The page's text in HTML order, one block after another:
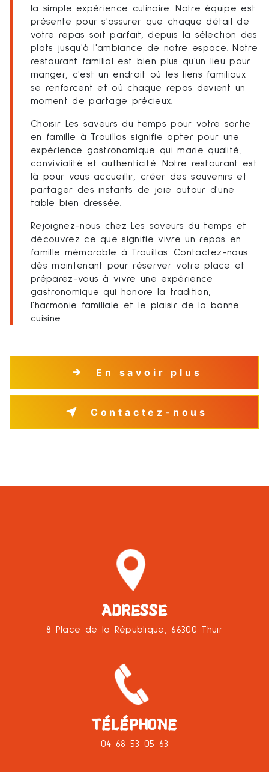
la simple expérience culinaire. Notre équipe est
présente pour s'assurer que chaque détail de
votre repas soit parfait, depuis la sélection des
plats jusqu'à l'ambiance de notre espace. Notre
restaurant familial est bien plus qu'un lieu pour
manger, c'est un endroit où les liens familiaux
se renforcent et où chaque repas devient un
moment de partage précieux.
Choisir Les saveurs du temps pour votre sortie
en famille à Trouillas signifie opter pour une
expérience gastronomique qui marie qualité,
convivialité et authenticité. Notre restaurant est
là pour vous accueillir, créer des souvenirs et
partager des instants de joie autour d'une
table bien dressée.
Rejoignez-nous chez Les saveurs du temps et
découvrez ce que signifie vivre un repas en
famille mémorable à Trouillas. Contactez-nous
dès maintenant pour réserver votre place et
préparez-vous à vivre une expérience
gastronomique qui honore la tradition,
l'harmonie familiale et le plaisir de la bonne
cuisine.
En savoir plus
Contactez-nous
ADRESSE
8 Place de la République, 66300 Thuir
TÉLÉPHONE
04 68 53 05 63